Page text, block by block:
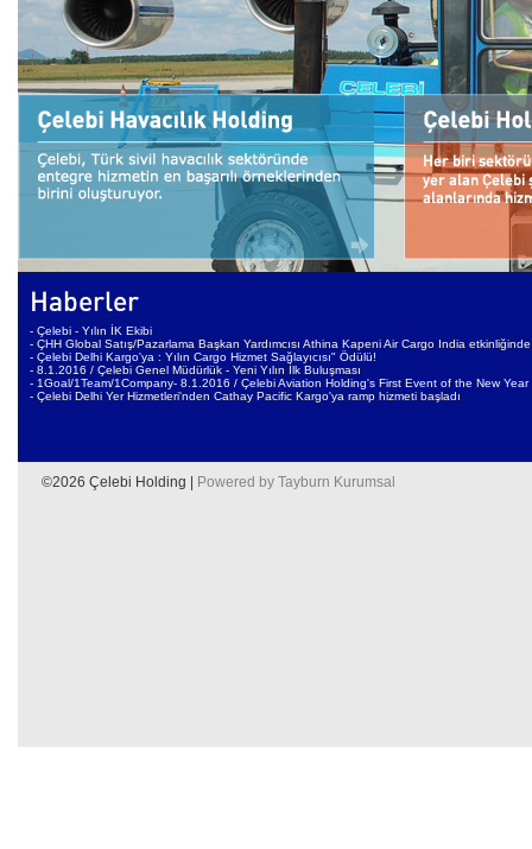
Haberler
- Çelebi - Yılın İK Ekibi
- ÇHH Global Satış/Pazarlama Başkan Yardımcısı Athina Kapeni Air Cargo India
- Çelebi Delhi Kargo'ya : Yılın Cargo Hizmet Sağlayıcısı" Ödülü!
- 8.1.2016 / Çelebi Genel Müdürlük - Yeni Yılın İlk Buluşması
- 1Goal/1Team/1Company- 8.1.2016 / Çelebi Aviation Holding's First Event of the New Year
- Çelebi Delhi Yer Hizmetleri'nden Cathay Pacific Kargo'ya ramp hizmeti başladı
©2026 Çelebi Holding | Powered by Tayburn Kurumsal